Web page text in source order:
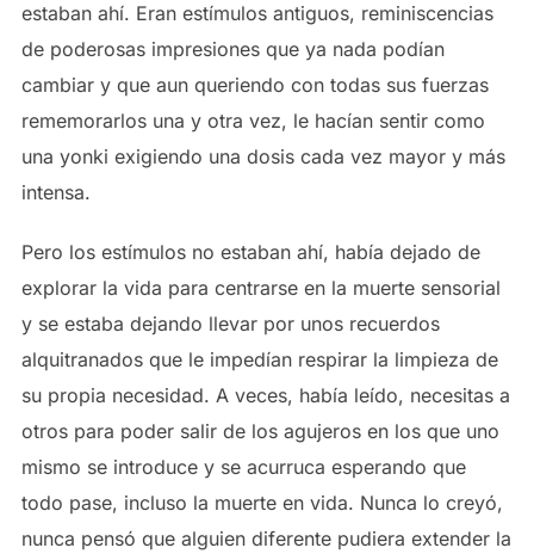
estaban ahí. Eran estímulos antiguos, reminiscencias
de poderosas impresiones que ya nada podían
cambiar y que aun queriendo con todas sus fuerzas
rememorarlos una y otra vez, le hacían sentir como
una yonki exigiendo una dosis cada vez mayor y más
intensa.
Pero los estímulos no estaban ahí, había dejado de
explorar la vida para centrarse en la muerte sensorial
y se estaba dejando llevar por unos recuerdos
alquitranados que le impedían respirar la limpieza de
su propia necesidad. A veces, había leído, necesitas a
otros para poder salir de los agujeros en los que uno
mismo se introduce y se acurruca esperando que
todo pase, incluso la muerte en vida. Nunca lo creyó,
nunca pensó que alguien diferente pudiera extender la